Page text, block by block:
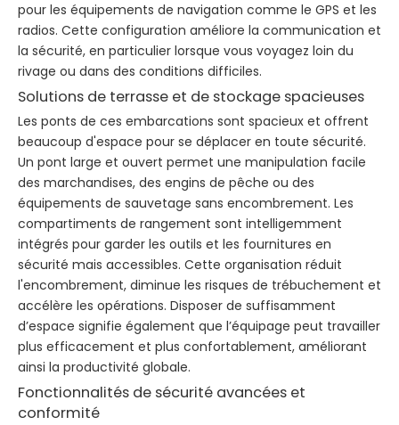
pour les équipements de navigation comme le GPS et les
radios. Cette configuration améliore la communication et
la sécurité, en particulier lorsque vous voyagez loin du
rivage ou dans des conditions difficiles.
Solutions de terrasse et de stockage spacieuses
Les ponts de ces embarcations sont spacieux et offrent
beaucoup d'espace pour se déplacer en toute sécurité.
Un pont large et ouvert permet une manipulation facile
des marchandises, des engins de pêche ou des
équipements de sauvetage sans encombrement. Les
compartiments de rangement sont intelligemment
intégrés pour garder les outils et les fournitures en
sécurité mais accessibles. Cette organisation réduit
l'encombrement, diminue les risques de trébuchement et
accélère les opérations. Disposer de suffisamment
d’espace signifie également que l’équipage peut travailler
plus efficacement et plus confortablement, améliorant
ainsi la productivité globale.
Fonctionnalités de sécurité avancées et
conformité